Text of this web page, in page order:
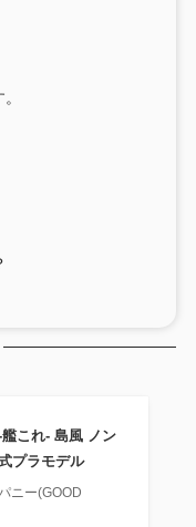
これ‐ 島風 ノン
プラモデル
ニー(GOOD